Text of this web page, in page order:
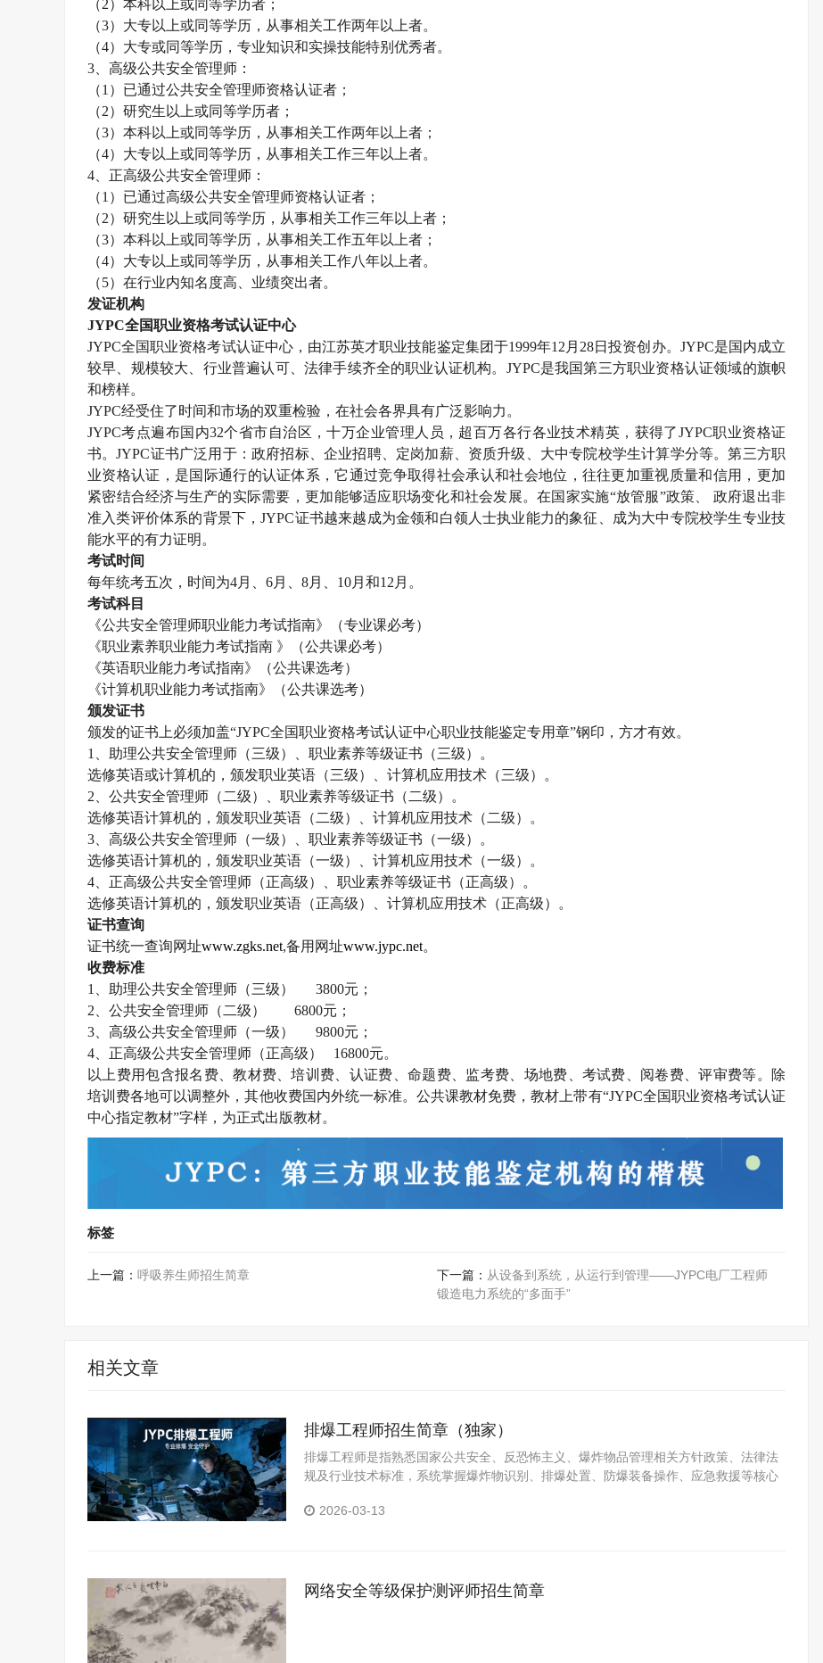
（ 2 ）本科以上或同等学历者；
（3）大专以上或同等学历，从事相关工作两年以上者。
（4）大专或同等学历，专业知识和实操技能特别优秀者。
3 、高级公共安全管理师：
（1 ）已通过公共安全管理师资格认证者；
（2）研究生以上或同等学历者；
（3）本科以上或同等学历，从事相关工作两年以上者；
（4）大专以上或同等学历，从事相关工作三年以上者。
4 、正高级公共安全管理师：
（1 ）已通过高级公共安全管理师资格认证者；
（2）研究生以上或同等学历，从事相关工作三年以上者；
（3）本科以上或同等学历，从事相关工作五年以上者；
（4）大专以上或同等学历，从事相关工作八年以上者。
（5）在行业内知名度高、业绩突出者。
发证机构
JYPC全国职业资格考试认证中心
JYPC全国职业资格考试认证中心，由江苏英才职业技能鉴定集团于1999年12 月 28日投资创办。 JYPC是国内成立
较早、规模较大、行业普遍认可、法律手续齐全的职业认证机构。 JYPC是我国第三方职业资格认证领域的旗帜
和榜样。
JYPC经受住了时间和市场的双重检验，在社会各界具有广泛影响力。
JYPC考点遍布国内32个省市自治区，十万企业管理人员，超百万各行各业技术精英，获得了JYPC职业资格证
书。JYPC证书广泛用于：政府招标、企业招聘、定岗加薪、资质升级、大中专院校学生计算学分等。第三方职
业资格认证，是国际通行的认证体系，它通过竞争取得社会承认和社会地位，往往更加重视质量和信用，更加
紧密结合经济与生产的实际需要，更加能够适应职场变化和社会发展。在国家实施“放管服”政策、 政府退出非
准入类评价体系的背景下，JYPC证书越来越成为金领和白领人士执业能力的象征、成为大中专院校学生专业技
能水平的有力证明。
考试时间
每年统考五次，时间为4月、 6月、 8月、 10月和12 月。
考试科目
《公共安全管理师职业能力考试指南》（专业课必考）
《职业素养职业能力考试指南 》（公共课必考）
《英语职业能力考试指南》（公共课选考）
《计算机职业能力考试指南》（公共课选考）
颁发证书
颁发的证书上必须加盖“JYPC全国职业资格考试认证中心职业技能鉴定专用章”钢印，方才有效。
1
、助理公共安全管理师（三级）、职业素养等级证书（三级）。
选修英语或计算机的，颁发职业英语（三级）、计算机应用技术（三级）。
2 、公共安全管理师（二级）、职业素养等级证书（二级）。
选修英语计算机的，颁发职业英语（二级）、计算机应用技术（二级）。
3 、高级公共安全管理师（一级）、职业素养等级证书（一级）。
选修英语计算机的，颁发职业英语（一级）、计算机应用技术（一级）。
4 、正高级公共安全管理师（正高级）、职业素养等级证书（正高级）。
选修英语计算机的，颁发职业英语（正高级）、计算机应用技术（正高级）。
证书查询
证书统一查询网址www.zgks.net,备用网址www.jypc.net。
收费标准
1
、助理公共安全管理师（三级） 3800元；
2 、公共安全管理师（二级） 6800元；
3 、高级公共安全管理师（一级） 9800元；
4 、正高级公共安全管理师（正高级） 16800元。
以上费用包含报名费、教材费、培训费、认证费、命题费、监考费、场地费、考试费、阅卷费、评审费等。除
培训费各地可以调整外，其他收费国内外统一标准。公共课教材免费，教材上带有“JYPC全国职业资格考试认证
中心指定教材”字样，为正式出版教材。
标签
上一篇： 呼吸养生师招生简章 下一篇： 从设备到系统，从运行到管理——JYPC电厂工程师
锻造电力系统的“多面手”
相关文章
排爆工程师招生简章（独家）
排爆工程师是指熟悉国家公共安全、反恐怖主义、爆炸物品管理相关方针政策、法律法
规及行业技术标准，系统掌握爆炸物识别、排爆处置、防爆装备操作、应急救援等核心
除、销毁，排爆方案等专业技术应用性人才。
2026-03-13
网络安全等级保护测评师招生简章